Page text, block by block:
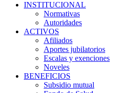
INSTITUCIONAL
Normativas
Autoridades
ACTIVOS
Afiliados
Aportes jubilatorios
Escalas y exenciones
Noveles
BENEFICIOS
Subsidio mutual